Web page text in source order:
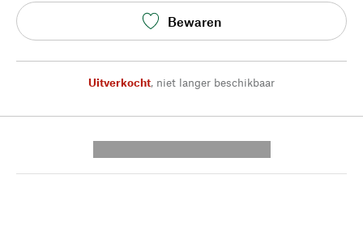
Bewaren
Uitverkocht, niet langer beschikbaar